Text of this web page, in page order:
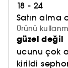
18 - 24
Satın alma
Ürünü
güzel değil
ucunu çok
kirildi